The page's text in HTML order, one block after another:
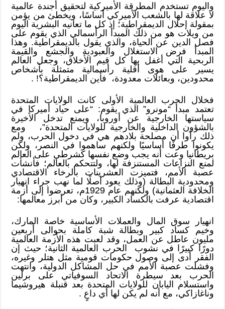
واليوم تستخدم المطرقة الأميركية لتحقيق أجندة عالمية
لا علاقة لها بالشعب الأميركي أساسًا، ويخطئ من يؤمن
بمقولة إحلال الديمقراطية؛ إذ كل ما تعانيه البشرية اليوم
من ويلات هو من ذلك المبدأ الرأسمالي الذي يقوم على
فصل الدين عن الحياة، والذي يقول بالديمقراطية. وهذا
المبدأ فرض الاستغلال والعبودية والجشع والقيمة
الربحية التي أغفل بها كل قيم الأخلاق، وجعل العالم
يسير على هوى أقلية رأسمالية متمثلة بأشخاص
محدودين، وبعائلات معدودة، فأين الديمقراطية؟! .
فخلال الحرب العالمية الأولى كانت الولايات المتحدة
تعتمد مبدأ “مونرو” الذي يقوم: “على حياد أميركا في
سياستها الخارجية عن أوروبا، ويمنع تدخل الأخيرة
بالشؤون الداخلية والخارجية للولايات المتحدة”، ومع
ذلك رأوا أن مصلحة بلادهم هي في دخول الحرب، ولم
يكونوا طرفًا أساسيًا ولكنهم ساهموا في النصر، ولكن
بريطانيا وعت أنه يجب وضع نفسها كشرطي على العالم
لمنع النزاعات المستنزفة لها، ولتتحكم بالعالم؛ فأنشأت
عصبة الأمم، فتميزت العشرينات بالرخاء الاقتصادي
ومحدودية البطالة (وذلك يعود أصلًا لما نهب جراء انهيار
الخلافة العثمانية) ولكنهم عام 1929م، تعرضوا إلى أزمة
اقتصادية عرفت بالكساد الكبير، وكان من أبرز معالمها:
انهيار سوق المال والعملات الأساسية خاصة المارك،
وخيم كساد كبير وبطالة شبة كاملة بحوالى أربعين
مليون عاطل عن العمل، وقد لعبت هذه الأزمة العالمية
دورًا كبيرًا في نشوب الحرب العالمية الثانية؛ حيث إن
الفقر أدى إلى وصول حكومات قومية مثل هتلر وغيره،
وفشلت عصبة الأمم في حل المشاكل الدولية، وانتهت
الحرب بعد سيطرة الاتحاد السوفياتي على برلين
واستسلام اليابان للولايات المتحدة بعد قنبلة هيروشيما
وناغازاكي، مع أنه لم يكن لها أي داعٍ .